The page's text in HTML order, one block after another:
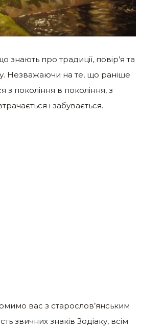
знають про традиції, повір’я та
Незважаючи на те, що раніше
покоління в покоління, з
і забувається.
вас з старослов’янським
звичних знаків Зодіаку, всім